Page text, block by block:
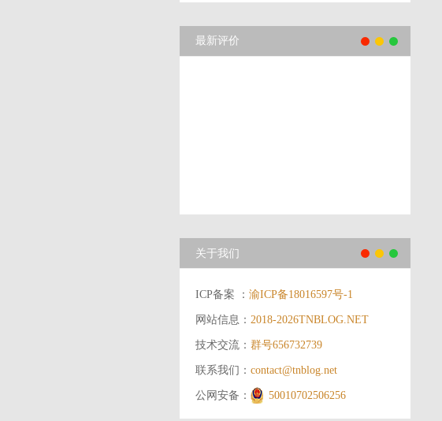
最新评价
关于我们
ICP备案 ：渝ICP备18016597号-1
网站信息：2018-2026TNBLOG.NET
技术交流：群号656732739
联系我们：contact@tnblog.net
公网安备： 50010702506256